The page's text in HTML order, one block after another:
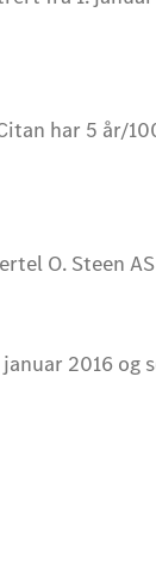
har 5 år/
O. Steen
2016 og